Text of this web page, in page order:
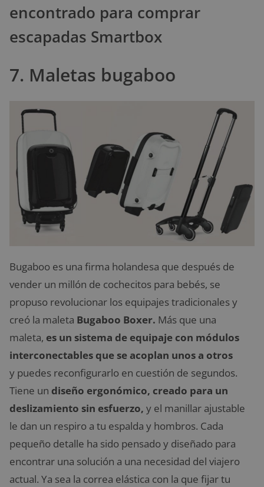
encontrado para comprar
escapadas Smartbox
7. Maletas bugaboo
Bugaboo es una firma holandesa que después de
vender un millón de cochecitos para bebés, se
propuso revolucionar los equipajes tradicionales y
creó la maleta Bugaboo Boxer. Más que una
maleta, es un sistema de equipaje con módulos
interconectables que se acoplan unos a otros
y puedes reconfigurarlo en cuestión de segundos.
Tiene un diseño ergonómico, creado para un
deslizamiento sin esfuerzo, y el manillar ajustable
le dan un respiro a tu espalda y hombros. Cada
pequeño detalle ha sido pensado y diseñado para
encontrar una solución a una necesidad del viajero
actual. Ya sea la correa elástica con la que fijar tu